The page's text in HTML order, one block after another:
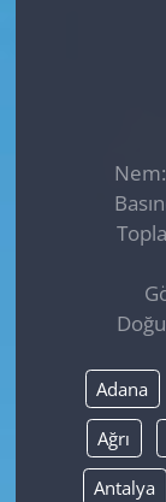
Adana
Ağrı
Antalya
SAĞLIK
SİYASET